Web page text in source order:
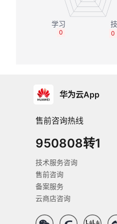
0
0
华为云App
售前咨询热线
950808转1
技术服务咨询
售前咨询
备案服务
云商店咨询